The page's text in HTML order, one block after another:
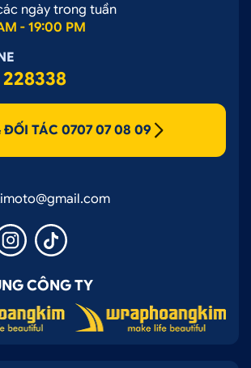
ngày trong tuần
- 19:00 PM
ĐỐI TÁC 0707 07 08 09
CÔNG TY